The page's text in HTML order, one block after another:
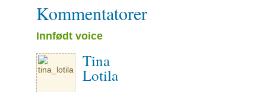
Kommentatorer
Innfødt voice
Tina
Lotila